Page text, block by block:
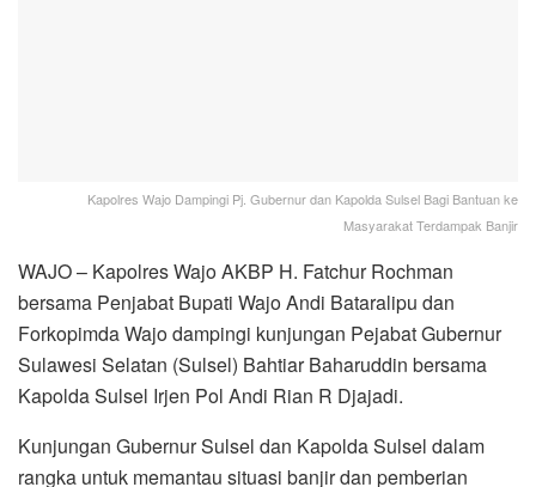
Kapolres Wajo Dampingi Pj. Gubernur dan Kapolda Sulsel Bagi Bantuan ke
Masyarakat Terdampak Banjir
WAJO – Kapolres Wajo AKBP H. Fatchur Rochman
bersama Penjabat Bupati Wajo Andi Bataralipu dan
Forkopimda Wajo dampingi kunjungan Pejabat Gubernur
Sulawesi Selatan (Sulsel) Bahtiar Baharuddin bersama
Kapolda Sulsel Irjen Pol Andi Rian R Djajadi.
Kunjungan Gubernur Sulsel dan Kapolda Sulsel dalam
rangka untuk memantau situasi banjir dan pemberian